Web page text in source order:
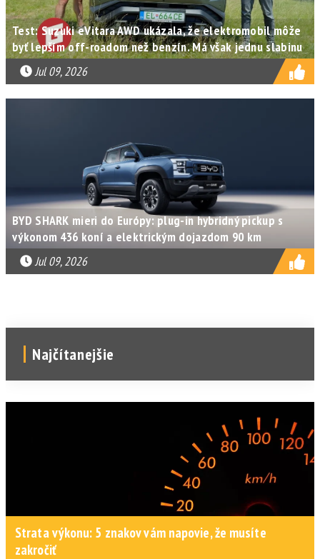
Test: Suzuki eVitara AWD ukázala, že elektromobil môže
byť lepším off-roadom než benzín. Má však jednu slabinu
Jul 09, 2026
BYD SHARK mieri do Európy: plug-in hybridný pickup s
výkonom 436 koní a elektrickým dojazdom 90 km
Jul 09, 2026
Najčítanejšie
Strata výkonu: 5 znakov vám napovie, že musíte
zakročiť